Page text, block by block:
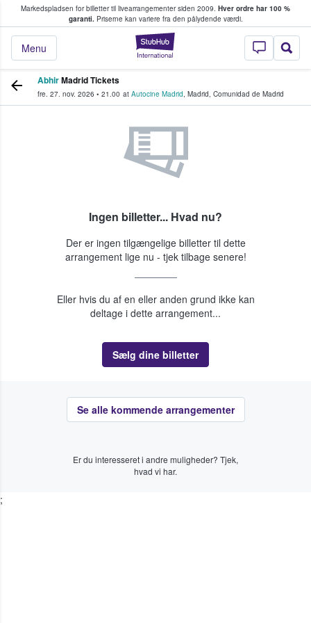
Markedspladsen for billetter til livearrangementer siden 2009. Hver ordre har 100 %
garanti.Priserne kan variere fra den pålydende værdi.
StubHub - Hvor
Menu
køber og sælger billetter
AbhirMadrid Tickets
fre. 27. nov. 2026 • 21.00 at Autocine Madrid, Madrid, Comunidad de Madrid
Ingen billetter... Hvad nu?
Der er ingen tilgængelige billetter til dette
arrangement lige nu - tjek tilbage senere!
Eller hvis du af en eller anden grund ikke kan
deltage i dette arrangement...
Sælg dine billetter
Se alle kommende arrangementer
Er du interesseret i andre muligheder? Tjek,
hvad vi har.
;